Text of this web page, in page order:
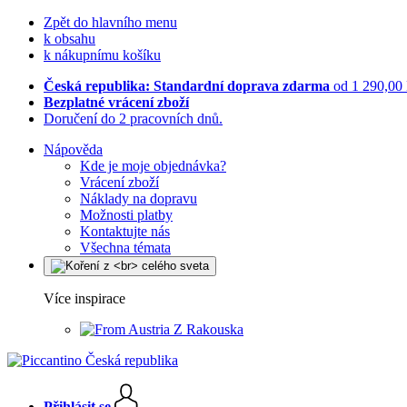
Zpět do hlavního menu
k obsahu
k nákupnímu košíku
Česká republika: Standardní doprava zdarma od 1 290,00
Bezplatné vrácení zboží
Doručení do 2 pracovních dnů.
Nápověda
Kde je moje objednávka?
Vrácení zboží
Náklady na dopravu
Možnosti platby
Kontaktujte nás
Všechna témata
Více inspirace
Z Rakouska